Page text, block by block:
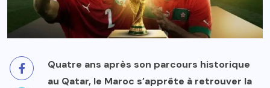
Quatre ans après son parcours historique
au Qatar, le Maroc s’apprête à retrouver la